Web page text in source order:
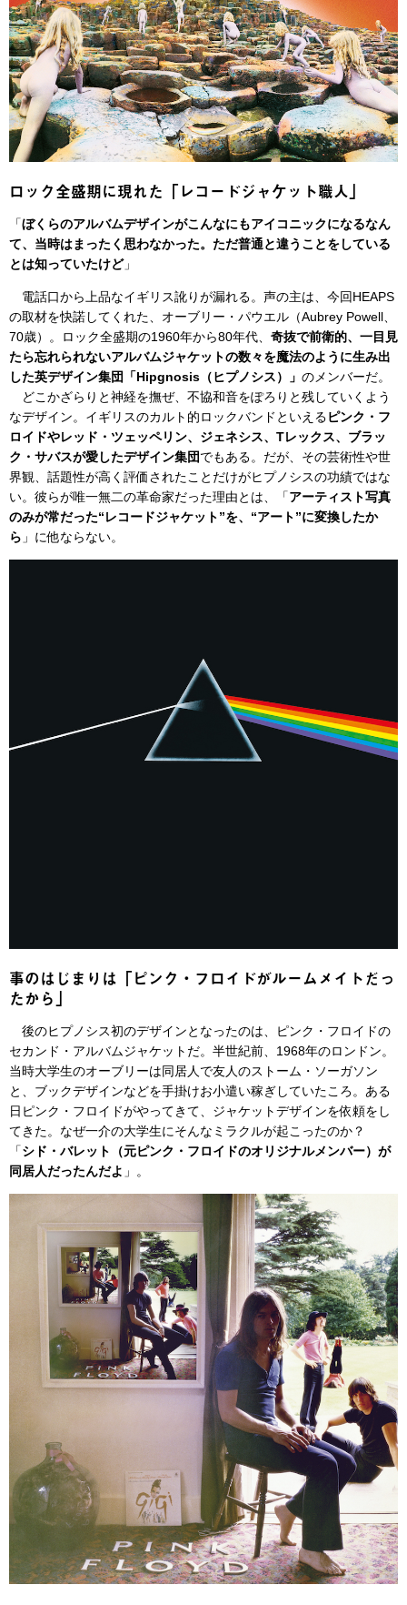
ロック全盛期に現れた「レコードジャケット職人」
「ぼくらのアルバムデザインがこんなにもアイコニックになるなん
て、当時はまったく思わなかった。ただ普通と違うことをしている
とは知っていたけど」
電話口から上品なイギリス訛りが漏れる。声の主は、今回HEAPS
の取材を快諾してくれた、オーブリー・パウエル（Aubrey Powell、
70歳）。ロック全盛期の1960年から80年代、 奇抜で前衛的、一目見
たら忘れられないアルバムジャケットの数々を魔法のように生み出
した英デザイン集団「Hipgnosis（ヒプノシス）」 のメンバーだ。
どこかざらりと神経を撫ぜ、不協和音をぽろりと残していくよう
なデザイン。イギリスのカルト的ロックバンドといえるピンク・フ
ロイドやレッド・ツェッペリン、ジェネシス、Tレックス、ブラッ
ク・サバスが愛したデザイン集団でもある。だが、その芸術性や世
界観、話題性が高く評価されたことだけがヒプノシスの功績ではな
い。彼らが唯一無二の革命家だった理由とは、「アーティスト写真
のみが常だった“レコードジャケット”を、“アート”に変換したか
ら 」に他ならない。
事のはじまりは「ピンク・フロイドがルームメイトだっ
たから」
後のヒプノシス初のデザインとなったのは、ピンク・フロイドの
セカンド・アルバムジャケットだ。半世紀前、1968年のロンドン。
当時大学生のオーブリーは同居人で友人のストーム・ソーガソン
と、ブックデザインなどを手掛けお小遣い稼ぎしていたころ。ある
日ピンク・フロイドがやってきて、ジャケットデザインを依頼をし
てきた。なぜ一介の大学生にそんなミラクルが起こったのか？
「シド・バレット（元ピンク・フロイドのオリジナルメンバー）が
同居人だったんだよ 」。